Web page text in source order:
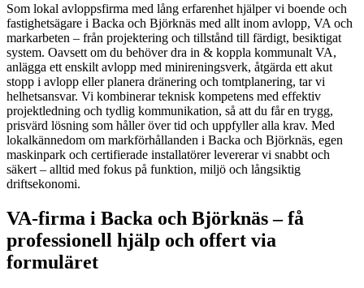
Som lokal avloppsfirma med lång erfarenhet hjälper vi boende och
fastighetsägare i Backa och Björknäs med allt inom avlopp, VA och
markarbeten – från projektering och tillstånd till färdigt, besiktigat
system. Oavsett om du behöver dra in & koppla kommunalt VA,
anlägga ett enskilt avlopp med minireningsverk, åtgärda ett akut
stopp i avlopp eller planera dränering och tomtplanering, tar vi
helhetsansvar. Vi kombinerar teknisk kompetens med effektiv
projektledning och tydlig kommunikation, så att du får en trygg,
prisvärd lösning som håller över tid och uppfyller alla krav. Med
lokalkännedom om markförhållanden i Backa och Björknäs, egen
maskinpark och certifierade installatörer levererar vi snabbt och
säkert – alltid med fokus på funktion, miljö och långsiktig
driftsekonomi.
VA-firma i Backa och Björknäs – få
professionell hjälp och offert via
formuläret